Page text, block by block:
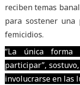
reciben temas
para sostener una
femicidios.
“La única
participar”,
involucrarse en las